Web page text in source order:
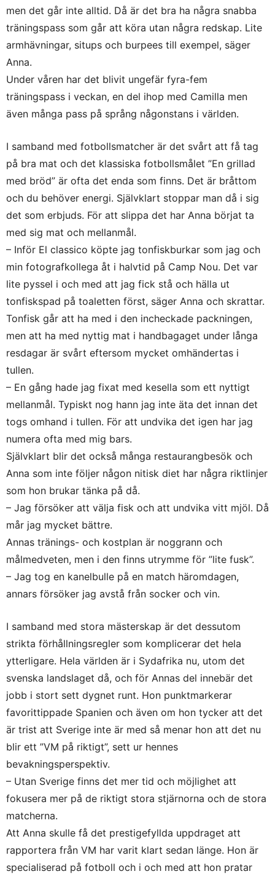
men det går inte alltid. Då är det bra ha några snabba
träningspass som går att köra utan några redskap. Lite
armhävningar, situps och burpees till exempel, säger
Anna.
Under våren har det blivit ungefär fyra-fem
träningspass i veckan, en del ihop med Camilla men
även många pass på språng någonstans i världen.
I samband med fotbollsmatcher är det svårt att få tag
på bra mat och det klassiska fotbollsmålet ”En grillad
med bröd” är ofta det enda som finns. Det är bråttom
och du behöver energi. Självklart stoppar man då i sig
det som erbjuds. För att slippa det har Anna börjat ta
med sig mat och mellanmål.
– Inför El classico köpte jag tonfiskburkar som jag och
min fotografkollega åt i halvtid på Camp Nou. Det var
lite pyssel i och med att jag fick stå och hälla ut
tonfiskspad på toaletten först, säger Anna och skrattar.
Tonfisk går att ha med i den incheckade packningen,
men att ha med nyttig mat i handbagaget under långa
resdagar är svårt eftersom mycket omhändertas i
tullen.
– En gång hade jag fixat med kesella som ett nyttigt
mellanmål. Typiskt nog hann jag inte äta det innan det
togs omhand i tullen. För att undvika det igen har jag
numera ofta med mig bars.
Självklart blir det också många restaurangbesök och
Anna som inte följer någon nitisk diet har några riktlinjer
som hon brukar tänka på då.
– Jag försöker att välja fisk och att undvika vitt mjöl. Då
mår jag mycket bättre.
Annas tränings- och kostplan är noggrann och
målmedveten, men i den finns utrymme för ”lite fusk”.
– Jag tog en kanelbulle på en match häromdagen,
annars försöker jag avstå från socker och vin.
I samband med stora mästerskap är det dessutom
strikta förhållningsregler som komplicerar det hela
ytterligare. Hela världen är i Sydafrika nu, utom det
svenska landslaget då, och för Annas del innebär det
jobb i stort sett dygnet runt. Hon punktmarkerar
favorittippade Spanien och även om hon tycker att det
är trist att Sverige inte är med så menar hon att det nu
blir ett ”VM på riktigt”, sett ur hennes
bevakningsperspektiv.
– Utan Sverige finns det mer tid och möjlighet att
fokusera mer på de riktigt stora stjärnorna och de stora
matcherna.
Att Anna skulle få det prestigefyllda uppdraget att
rapportera från VM har varit klart sedan länge. Hon är
specialiserad på fotboll och i och med att hon pratar